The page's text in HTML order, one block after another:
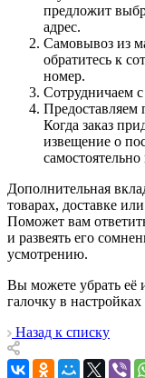
предложит
адрес.
Самовывоз из
обратитесь к
номер.
Сотрудничаем
Предоставляем
Когда заказ
извещение о
Дополнительная
товарах, доставке
Поможет вам
и развеять его
усмотрению.
Вы можете убрать её
галочку в
Назад к списку